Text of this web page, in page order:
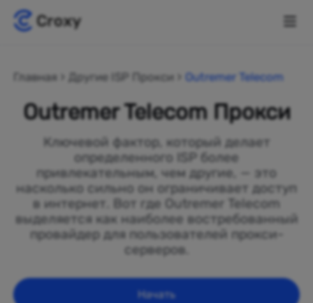
Главная Другие ISP Прокси Outremer Telecom
Outremer Telecom Прокси
Ключевой фактор, который делает
определенного ISP более
привлекательным, чем другие, — это
насколько сильно он ограничивает доступ
в интернет. Вот где Outremer Telecom
выделяется как наиболее востребованный
провайдер для пользователей прокси-
серверов.
Начать